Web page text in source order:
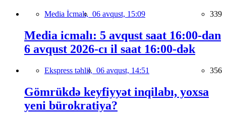
Media İcmalı, 06 avqust, 15:09 339
Media icmalı: 5 avqust saat 16:00-dan
6 avqust 2026-cı il saat 16:00-dək
Ekspress təhlil, 06 avqust, 14:51 356
Gömrükdə keyfiyyət inqilabı, yoxsa
yeni bürokratiya?